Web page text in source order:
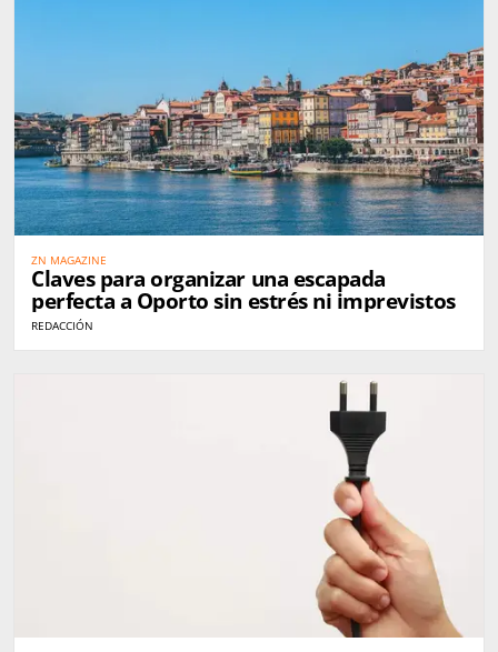
ZN MAGAZINE
Claves para organizar una escapada
perfecta a Oporto sin estrés ni imprevistos
REDACCIÓN